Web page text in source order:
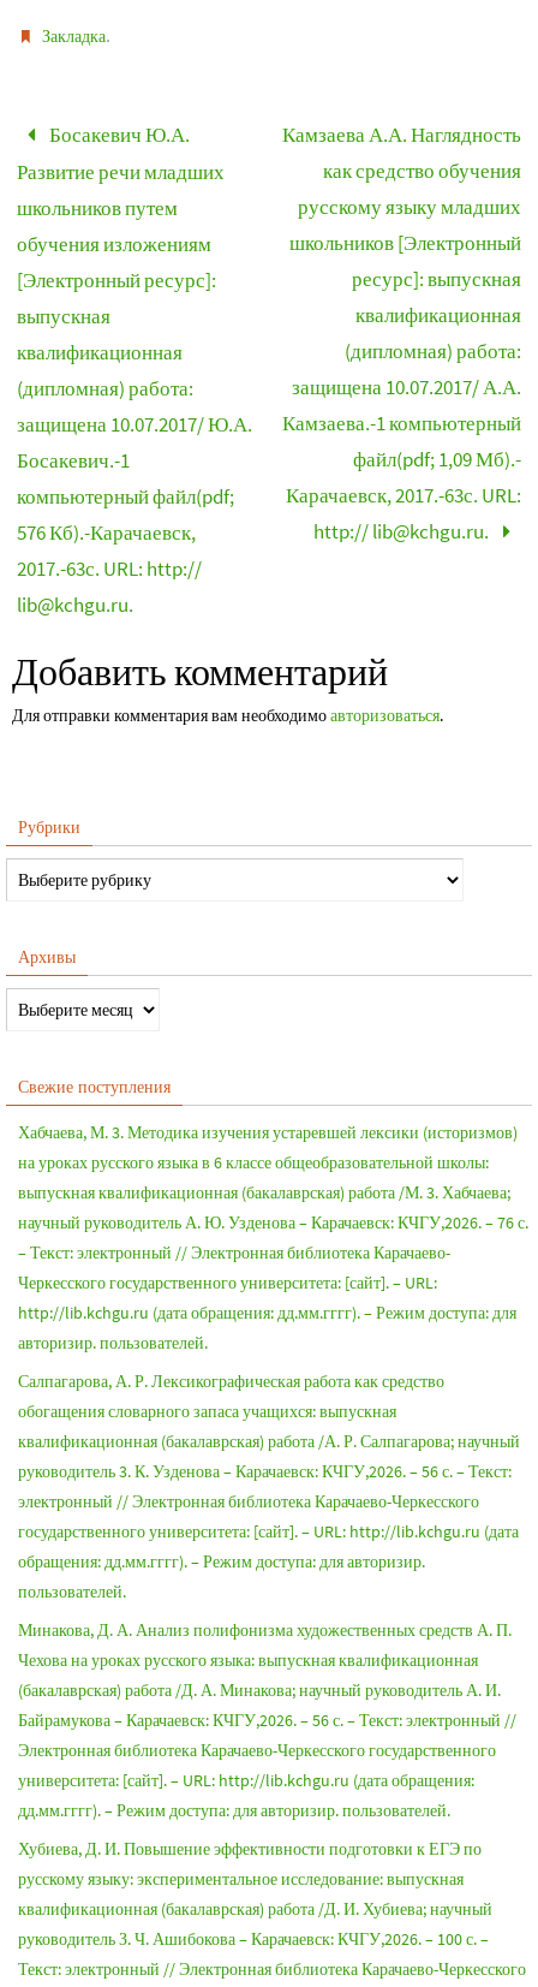
Закладка.
Босакевич Ю.А.
Развитие речи младших
школьников путем
обучения изложениям
[Электронный ресурс]:
выпускная
квалификационная
(дипломная) работа:
защищена 10.07.2017/ Ю.А.
Босакевич.-1
компьютерный файл(pdf;
576 Кб).-Карачаевск,
2017.-63с. URL: http://
lib@kchgu.ru.
Камзаева А.А. Наглядность
как средство обучения
русскому языку младших
школьников [Электронный
ресурс]: выпускная
квалификационная
(дипломная) работа:
защищена 10.07.2017/ А.А.
Камзаева.-1 компьютерный
файл(pdf; 1,09 Мб).-
Карачаевск, 2017.-63с. URL:
http:// lib@kchgu.ru.
Добавить комментарий
Для отправки комментария вам необходимоавторизоваться.
Рубрики
Архивы
Свежие поступления
Хабчаева, М. 3. Методика изучения устаревшей лексики (историзмов)
на уроках русского языка в 6 классе общеобразовательной школы:
выпускная квалификационная (бакалаврская) работа /М. 3. Хабчаева;
научный руководитель А. Ю. Узденова – Карачаевск: КЧГУ,2026. – 76 с.
– Текст: электронный // Электронная библиотека Карачаево-
Черкесского государственного университета: [сайт]. – URL:
http://lib.kchgu.ru (дата обращения: дд.мм.гггг). – Режим доступа: для
авторизир. пользователей.
Салпагарова, А. Р. Лексикографическая работа как средство
обогащения словарного запаса учащихся: выпускная
квалификационная (бакалаврская) работа /А. Р. Салпагарова; научный
руководитель 3. К. Узденова – Карачаевск: КЧГУ,2026. – 56 с. – Текст:
электронный // Электронная библиотека Карачаево-Черкесского
государственного университета: [сайт]. – URL: http://lib.kchgu.ru (дата
обращения: дд.мм.гггг). – Режим доступа: для авторизир.
пользователей.
Минакова, Д. А. Анализ полифонизма художественных средств А. П.
Чехова на уроках русского языка: выпускная квалификационная
(бакалаврская) работа /Д. А. Минакова; научный руководитель А. И.
Байрамукова – Карачаевск: КЧГУ,2026. – 56 с. – Текст: электронный //
Электронная библиотека Карачаево-Черкесского государственного
университета: [сайт]. – URL: http://lib.kchgu.ru (дата обращения:
дд.мм.гггг). – Режим доступа: для авторизир. пользователей.
Хубиева, Д. И. Повышение эффективности подготовки к ЕГЭ по
русскому языку: экспериментальное исследование: выпускная
квалификационная (бакалаврская) работа /Д. И. Хубиева; научный
руководитель З. Ч. Ашибокова – Карачаевск: КЧГУ,2026. – 100 с. –
Текст: электронный // Электронная библиотека Карачаево-Черкесского